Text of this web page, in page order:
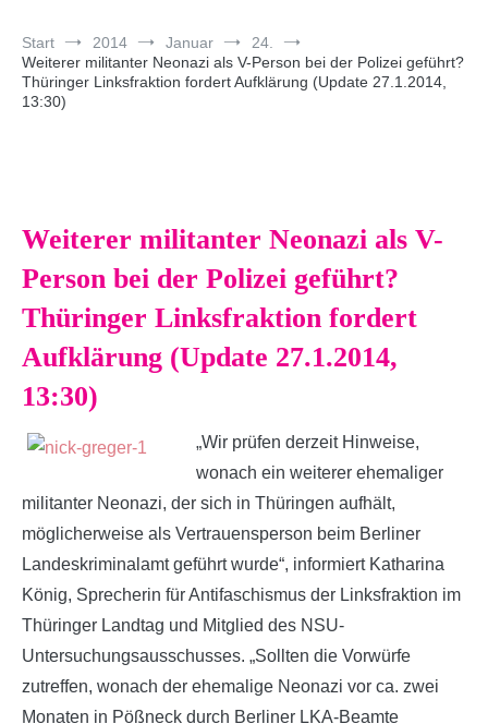
Start 2014 Januar
24.
Weiterer militanter Neonazi als V-Person bei der Polizei geführt?
Thüringer Linksfraktion fordert Aufklärung (Update 27.1.2014,
13:30)
Weiterer militanter Neonazi als V-
Person bei der Polizei geführt?
Thüringer Linksfraktion fordert
Aufklärung (Update 27.1.2014,
13:30)
„Wir prüfen derzeit Hinweise,
wonach ein weiterer ehemaliger
militanter Neonazi, der sich in Thüringen aufhält,
möglicherweise als Vertrauensperson beim Berliner
Landeskriminalamt geführt wurde“, informiert Katharina
König, Sprecherin für Antifaschismus der Linksfraktion im
Thüringer Landtag und Mitglied des NSU-
Untersuchungsausschusses. „Sollten die Vorwürfe
zutreffen, wonach der ehemalige Neonazi vor ca. zwei
Monaten in Pößneck durch Berliner LKA-Beamte